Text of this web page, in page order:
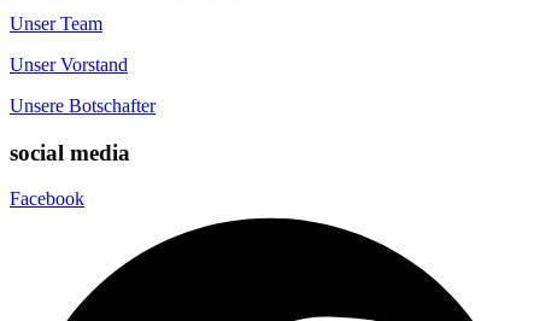
Unser Team
Unser Vorstand
Unsere Botschafter
social media
Facebook